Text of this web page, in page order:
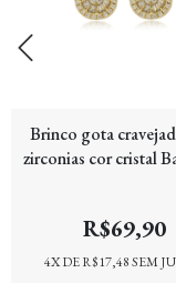
Brinco gota
zirconias cor cristal
R$69,90
4X DER$17,48SEM